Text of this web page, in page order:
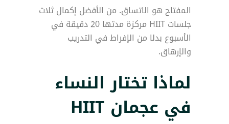
المفتاح هو الاتساق. من الأفضل إكمال ثلاث
جلسات HIIT مركزة مدتها 20 دقيقة في
الأسبوع بدلا من الإفراط في التدريب
والإرهاق.
لماذا تختار النساء
في عجمان HIIT